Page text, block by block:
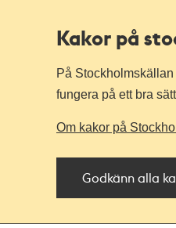
Kakor på
På
fungera på ett bra
Om kakor på
Godkänn alla